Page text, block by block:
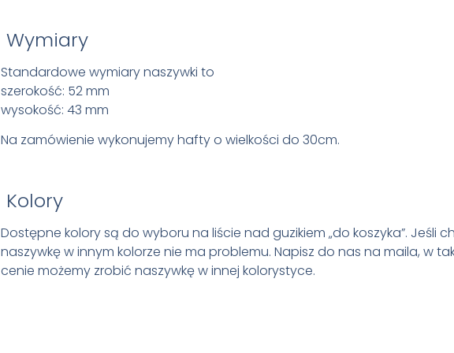
Wymiary
Standardowe wymiary naszywki to
szerokość: 52 mm
wysokość: 43 mm
Na zamówienie wykonujemy hafty o wielkości do 30cm.
Kolory
Dostępne kolory są do wyboru na liście nad guzikiem „do koszyka”. Jeśli
naszywkę w innym kolorze nie ma problemu. Napisz do nas na maila, w
cenie możemy zrobić naszywkę w innej kolorystyce.